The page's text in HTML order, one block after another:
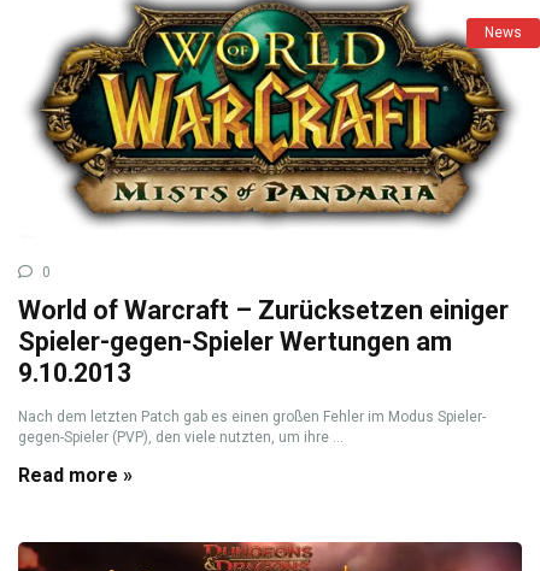
News
0
World of Warcraft – Zurücksetzen einiger
Spieler-gegen-Spieler Wertungen am
9.10.2013
Nach dem letzten Patch gab es einen großen Fehler im Modus Spieler-
gegen-Spieler (PVP), den viele nutzten, um ihre ...
Read more »